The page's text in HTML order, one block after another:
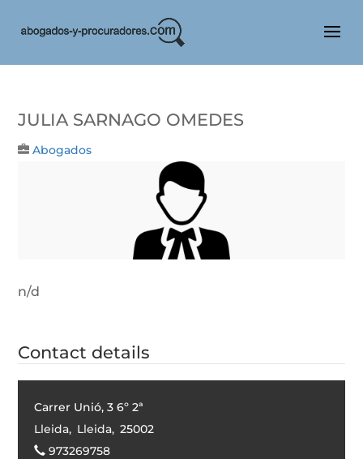
Julia Sarnago Omedes
Abogados
n/d
Contact details
Carrer Unió, 3 6º 2ª
Lleida, Lleida, 25002
973269758